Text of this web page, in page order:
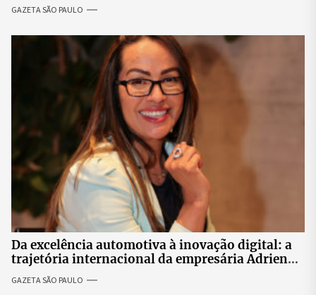
GAZETA SÃO PAULO
Da excelência automotiva à inovação digital: a
trajetória internacional da empresária Adriene
GAZETA SÃO PAULO